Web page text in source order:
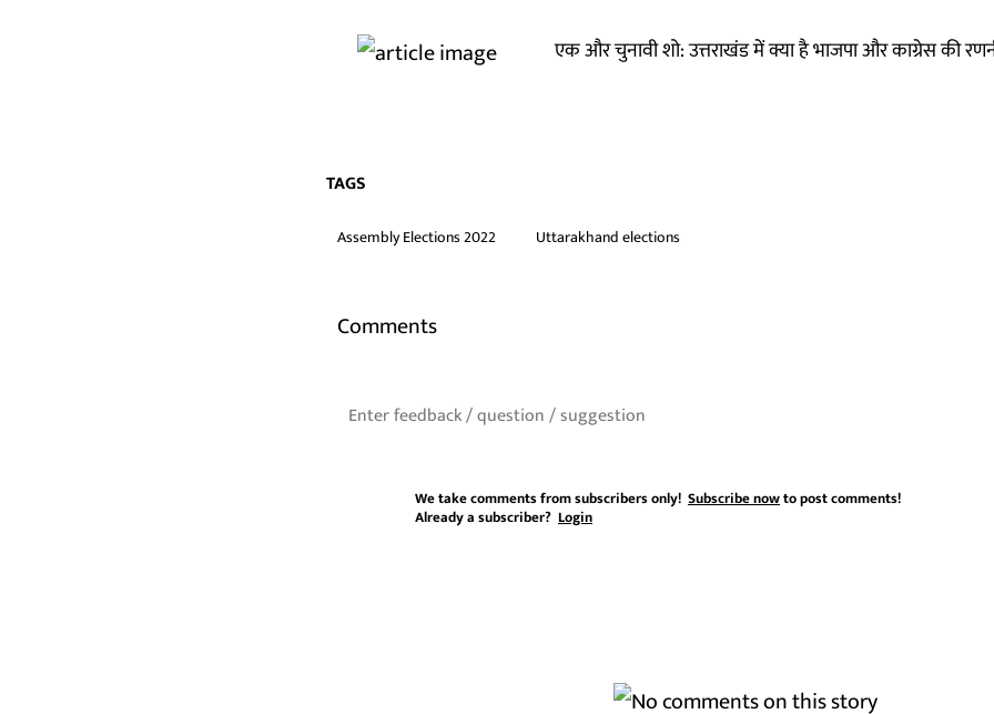
एक और चुनावी शो: उत्तराखंड में क्या है भाजपा और काग्रेस की
TAGS
Assembly Elections 2022 Uttarakhand elections
Comments
We take comments from subscribers only! Subscribe nowto post comments!
Already a subscriber? Login